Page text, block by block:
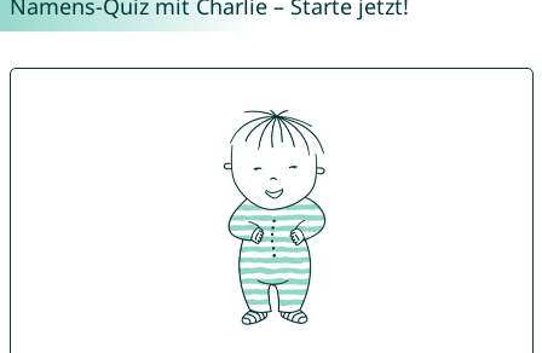
Namens-Quiz mit Charlie – Starte jetzt!